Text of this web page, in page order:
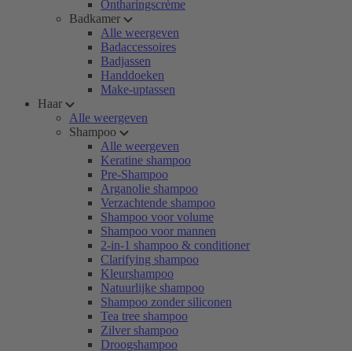
Ontharingscrème
Badkamer
Alle weergeven
Badaccessoires
Badjassen
Handdoeken
Make-uptassen
Haar
Alle weergeven
Shampoo
Alle weergeven
Keratine shampoo
Pre-Shampoo
Arganolie shampoo
Verzachtende shampoo
Shampoo voor volume
Shampoo voor mannen
2-in-1 shampoo & conditioner
Clarifying shampoo
Kleurshampoo
Natuurlijke shampoo
Shampoo zonder siliconen
Tea tree shampoo
Zilver shampoo
Droogshampoo